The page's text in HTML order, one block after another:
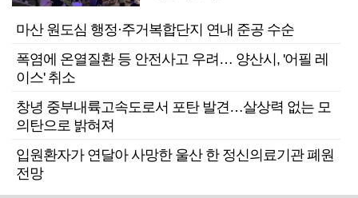
마산 원도심 행정·주거복합단지 연내 준공 수순
폭염에 온열질환 등 안전사고 우려… 양산시, '어필 레
이스' 취소
창녕 중부내륙고속도로서 포탄 발견…살상력 없는 모
의탄으로 밝혀져
입원환자가 연달아 사망한 울산 한 정신의료기관 폐원
전망